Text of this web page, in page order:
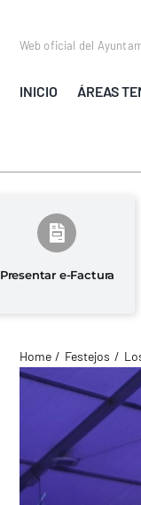
Web oficial del
INICIO ÁREAS
Presentar e-Factura
Home Festejos